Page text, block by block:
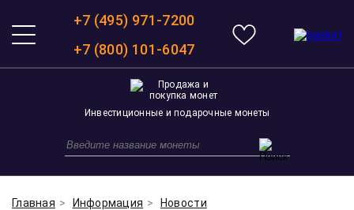
+7 (495) 971-7200
+7 (800) 101-6047
Инвестиционные и подарочные монеты
Главная Информация
Новости